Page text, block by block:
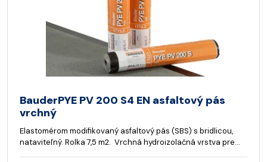
BauderPYE PV 200 S4 EN asfaltový pás
vrchný
Elastomérom modifikovaný asfaltový pás (SBS) s bridlicou,
nataviteľný. Rolka 7,5 m2. Vrchná hydroizolačná vrstva pre…